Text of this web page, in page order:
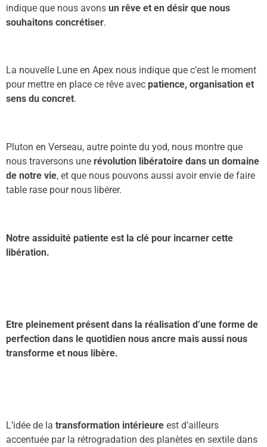
indique que nous avons un rêve et en désir que nous
souhaitons concrétiser.
La nouvelle Lune en Apex nous indique que c’est le moment
pour mettre en place ce rêve avec patience, organisation et
sens du concret.
Pluton en Verseau, autre pointe du yod, nous montre que
nous traversons une révolution libératoire dans un domaine
de notre vie, et que nous pouvons aussi avoir envie de faire
table rase pour nous libérer.
Notre assiduité patiente est la clé pour incarner cette
libération.
Etre pleinement présent dans la réalisation d’une forme de
perfection dans le quotidien nous ancre mais aussi nous
transforme et nous libère.
L’idée de la transformation intérieure est d’ailleurs
accentuée par la rétrogradation des planètes en sextile dans